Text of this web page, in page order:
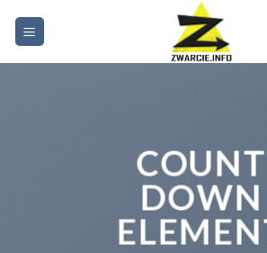
COUNT
DOWN